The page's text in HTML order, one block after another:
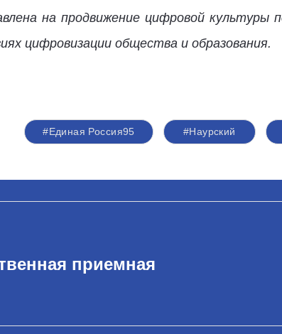
на продвижение цифровой культуры
цифровизации общества и образования.
#Единая Россия95 #Наурский
приемная